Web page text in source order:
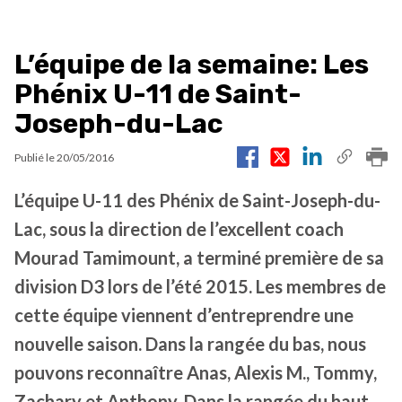
L’équipe de la semaine: Les
Phénix U-11 de Saint-
Joseph-du-Lac
Publié le20/05/2016
L’équipe U-11 des Phénix de Saint-Joseph-du-
Lac, sous la direction de l’excellent coach
Mourad Tamimount, a terminé première de sa
division D3 lors de l’été 2015. Les membres de
cette équipe viennent d’entreprendre une
nouvelle saison. Dans la rangée du bas, nous
pouvons reconnaître Anas, Alexis M., Tommy,